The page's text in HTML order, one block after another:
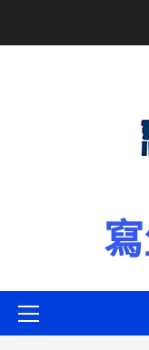
Primary